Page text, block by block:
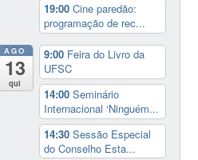
19:00Cine paredão:
programação de rec...
AGO
13
qui
9:00 Feira do Livro da
UFSC
14:00Seminário
Internacional ‘Ninguém...
14:30Sessão Especial
do Conselho Esta...